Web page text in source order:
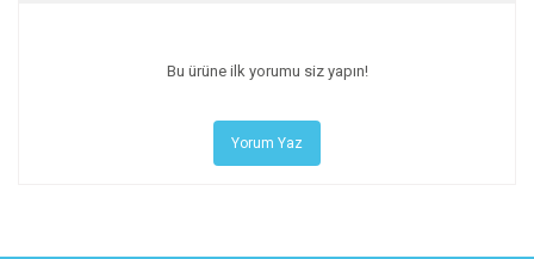
Bu ürüne ilk yorumu siz yapın!
Yorum Yaz